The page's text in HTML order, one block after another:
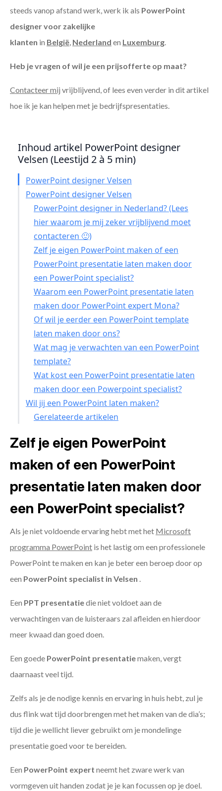
steeds vanop afstand werk, werk ik als PowerPoint
designer voor zakelijke
klanten in België, Nederland en Luxemburg.
Heb je vragen of wil je een prijsofferte op maat?
Contacteer mij vrijblijvend, of lees even verder in dit artikel
hoe ik je kan helpen met je bedrijfspresentaties.
Inhoud artikel PowerPoint designer
Velsen (Leestijd 2 à 5 min)
PowerPoint designer Velsen
PowerPoint designer Velsen
PowerPoint designer in Nederland? (Lees
hier waarom je mij zeker vrijblijvend moet
contacteren 🙂)
Zelf je eigen PowerPoint maken of een
PowerPoint presentatie laten maken door
een PowerPoint specialist?
Waarom een PowerPoint presentatie laten
maken door PowerPoint expert Mona?
Of wil je eerder een PowerPoint template
laten maken door ons?
Wat mag je verwachten van een PowerPoint
template?
Wat kost een PowerPoint presentatie laten
maken door een Powerpoint specialist?
Wil jij een PowerPoint laten maken?
Gerelateerde artikelen
Zelf je eigen PowerPoint
maken of een PowerPoint
presentatie laten maken door
een PowerPoint specialist?
Als je niet voldoende ervaring hebt met het Microsoft
programma PowerPoint is het lastig om een professionele
PowerPoint te maken en kan je beter een beroep door op
een PowerPoint specialist in Velsen .
Een PPT presentatiedie niet voldoet aan de
verwachtingen van de luisteraars zal afleiden en hierdoor
meer kwaad dan goed doen.
Een goede PowerPoint presentatiemaken, vergt
daarnaast veel tijd.
Zelfs als je de nodige kennis en ervaring in huis hebt, zul je
dus flink wat tijd doorbrengen met het maken van de dia’s;
tijd die je wellicht liever gebruikt om je mondelinge
presentatie goed voor te bereiden.
Een PowerPoint expert neemt het zware werk van
vormgeven uit handen zodat je je kan focussen op je doel.